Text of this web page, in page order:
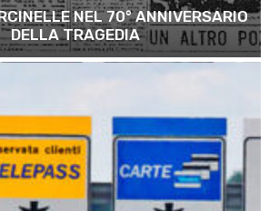
NEL 70° ANNIVERSARIO
DELLA TRAGEDIA